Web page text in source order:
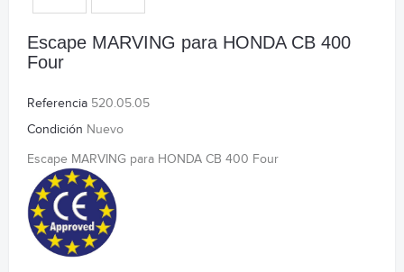
Escape MARVING para HONDA CB 400
Four
Referencia 520.05.05
Condición Nuevo
Escape MARVING para HONDA CB 400 Four